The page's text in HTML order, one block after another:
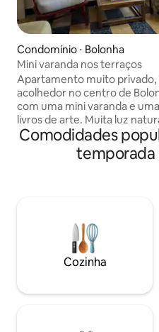
Condomínio ⋅ Bolonha
Mini varanda nos terraços
Apartamento muito privado,
acolhedor no centro de
com uma mini varanda e
livros de arte. Muita luz natural, ar
condicionado, sala de estar/
grande e uma seleção de
de fotos para o seu
lavados industrialmente e
(Todas as informações de
em "como se locomover")
Comodidades
temporada
Cozinha